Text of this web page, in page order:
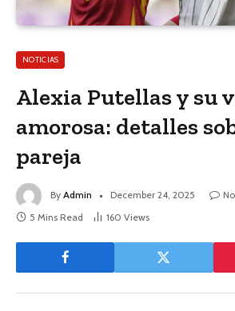
NOTICIAS
Alexia Putellas y su
amorosa: detalles
pareja
By Admin December 24, 2025
5 Mins Read
160 Views